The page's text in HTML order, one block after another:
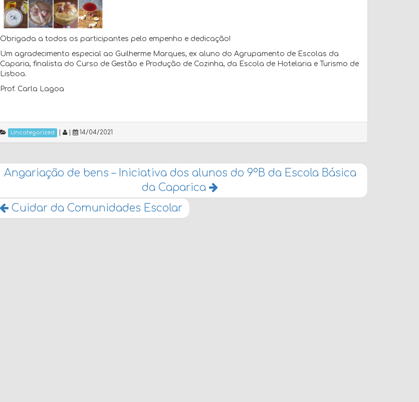
Obrigada a todos os participantes pelo empenho e dedicação!
Um agradecimento especial ao Guilherme Marques, ex aluno do Agrupamento de Escolas da
Caparia, finalista do Curso de Gestão e Produção de Cozinha, da Escola de Hotelaria e Turismo de
Lisboa.
Prof. Carla Lagoa
Uncategorized 14/04/2021
Angariação de bens – Iniciativa dos alunos do 9ºB da Escola Básica
da Caparica
Cuidar da Comunidades Escolar